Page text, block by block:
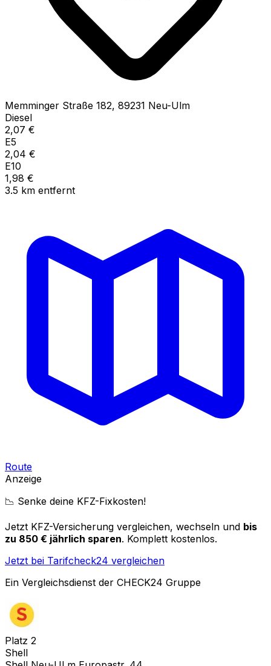
Memminger Straße 182, 89231 Neu-Ulm
Diesel
2,07 €
E5
2,04 €
E10
1,98 €
3.5 km entfernt
Route
Anzeige
📉 Senke deine KFZ-Fixkosten!
Jetzt KFZ-Versicherung vergleichen, wechseln und bis
zu 850 € jährlich sparen. Komplett kostenlos.
Jetzt bei Tarifcheck24 vergleichen
Ein Vergleichsdienst der CHECK24 Gruppe
Platz 2
Shell